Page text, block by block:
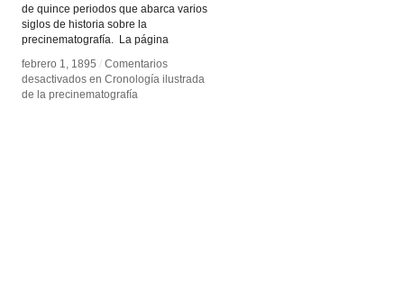
de quince periodos que abarca varios
siglos de historia sobre la
precinematografía. La página
febrero 1, 1895 / Comentarios
desactivados en Cronología ilustrada
de la precinematografía
febrero 1, 1895 / Comentarios
desactivados en Cronología ilustrada
de la precinematografía